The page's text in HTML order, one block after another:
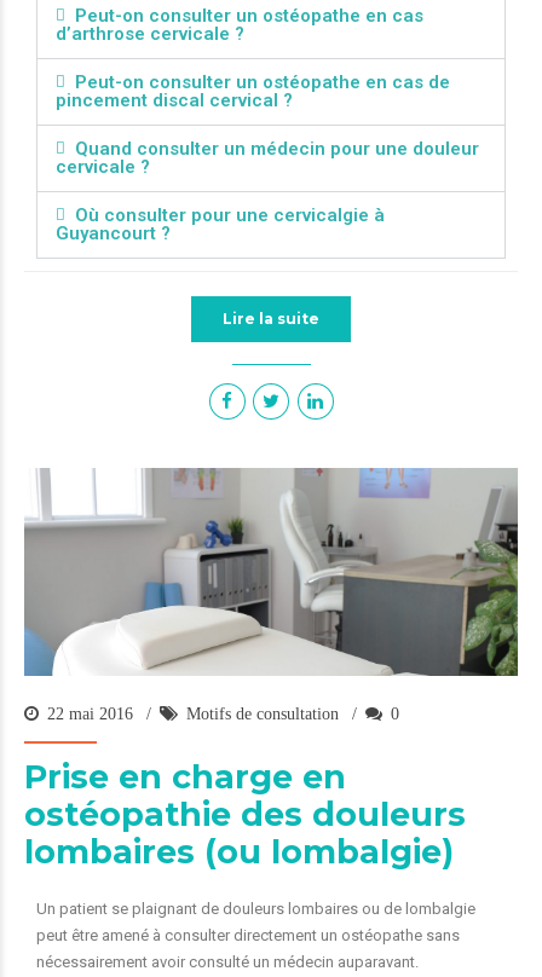
Peut-on consulter un ostéopathe en cas
d’arthrose cervicale ?
Peut-on consulter un ostéopathe en cas de
pincement discal cervical ?
Quand consulter un médecin pour une douleur
cervicale ?
Où consulter pour une cervicalgie à
Guyancourt ?
Lire la suite
22 mai 2016 Motifs de consultation 0
Prise en charge en
ostéopathie des douleurs
lombaires (ou lombalgie)
Un patient se plaignant de douleurs lombaires ou de lombalgie
peut être amené à consulter directement un ostéopathe sans
nécessairement avoir consulté un médecin auparavant.